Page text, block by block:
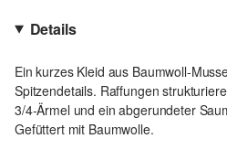
Details
Ein kurzes Kleid aus Baumwoll-
Spitzendetails. Raffungen
3/4-Ärmel und ein abgerundeter
Gefüttert mit Baumwolle.